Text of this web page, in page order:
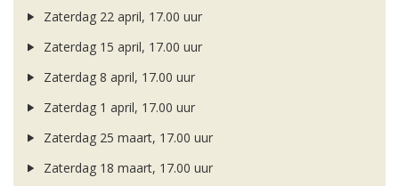
Zaterdag 22 april, 17.00 uur
Zaterdag 15 april, 17.00 uur
Zaterdag 8 april, 17.00 uur
Zaterdag 1 april, 17.00 uur
Zaterdag 25 maart, 17.00 uur
Zaterdag 18 maart, 17.00 uur